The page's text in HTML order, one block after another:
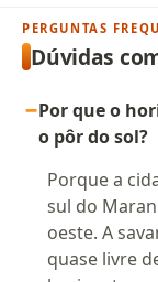
PERGUNTAS
Dúvidas
Por que o
o pôr do sol?
Porque a
sul do
oeste. A
quase livre